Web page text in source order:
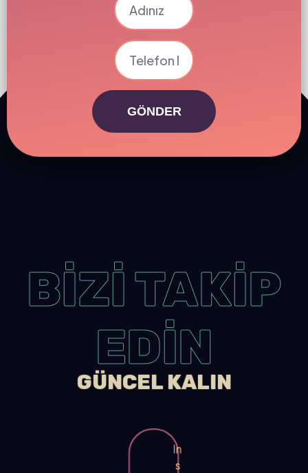
GÖNDER
BİZİ TAKİP
EDİN
GÜNCEL KALIN
In
s